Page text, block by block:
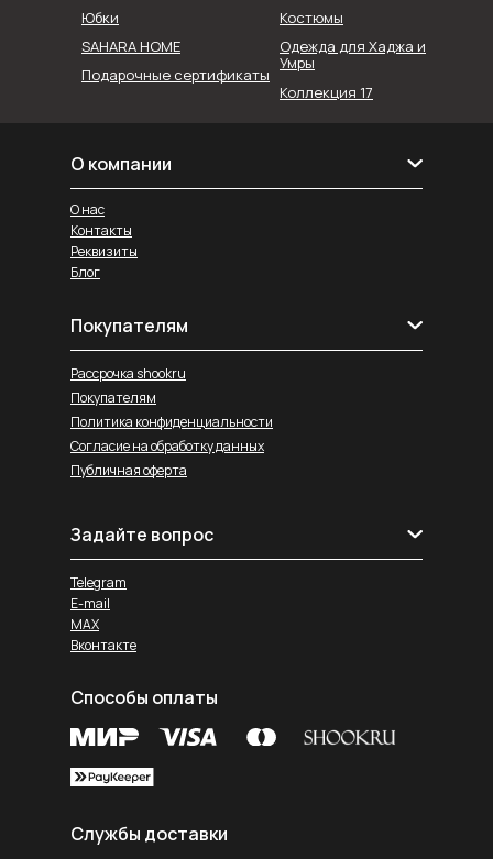
Коллекция 17
Юбки
SAHARA HOME
Костюмы
Подарочные сертификаты
Одежда для Хаджа и
Умры
О компании
Реквизиты
Блог
О нас
Контакты
Покупателям
Рассрочка shookru
Покупателям
Политика конфиденциальности
Согласие на обработку данных
Публичная оферта
Задайте вопрос
Telegram
E-mail
MAX
Вконтакте
Службы доставки
Способы оплаты